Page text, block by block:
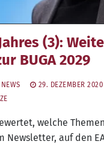
(3):
BUGA 2029
NEWS
29. DEZEMBER 2020
wel­che
News­let­ter, auf den